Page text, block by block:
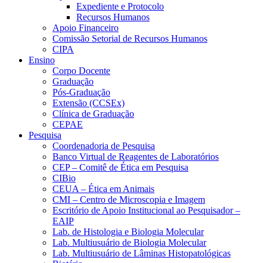
Expediente e Protocolo
Recursos Humanos
Apoio Financeiro
Comissão Setorial de Recursos Humanos
CIPA
Ensino
Corpo Docente
Graduação
Pós-Graduação
Extensão (CCSEx)
Clínica de Graduação
CEPAE
Pesquisa
Coordenadoria de Pesquisa
Banco Virtual de Reagentes de Laboratórios
CEP – Comitê de Ética em Pesquisa
CIBio
CEUA – Ética em Animais
CMI – Centro de Microscopia e Imagem
Escritório de Apoio Institucional ao Pesquisador –
EAIP
Lab. de Histologia e Biologia Molecular
Lab. Multiusuário de Biologia Molecular
Lab. Multiusuário de Lâminas Histopatológicas